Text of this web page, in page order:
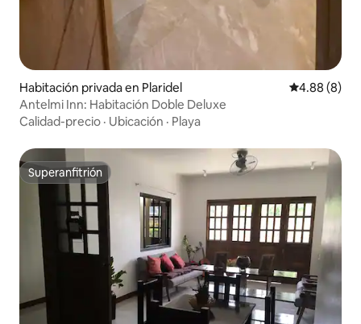
Habitación privada en Plaridel Calificación
4.88 (8)
Antelmi Inn: Habitación Doble Deluxe
Calidad-precio · Ubicación · Playa
Superanfitrión
Superanfitrión